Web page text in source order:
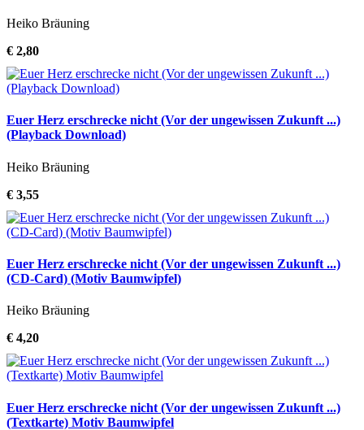
Heiko Bräuning
€ 2,80
Euer Herz erschrecke nicht (Vor der ungewissen Zukunft ...)
(Playback Download)
Heiko Bräuning
€ 3,55
Euer Herz erschrecke nicht (Vor der ungewissen Zukunft ...)
(CD-Card) (Motiv Baumwipfel)
Heiko Bräuning
€ 4,20
Euer Herz erschrecke nicht (Vor der ungewissen Zukunft ...)
(Textkarte) Motiv Baumwipfel